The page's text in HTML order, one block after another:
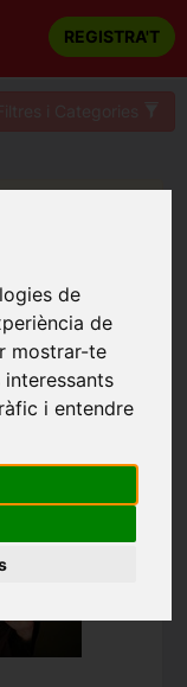
de
de
mostrar-te
i entendre
REGISTRA'T
fins 48 hores